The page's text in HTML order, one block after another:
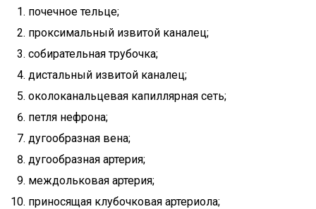
почечное тельце;
проксимальный извитой каналец;
собирательная трубочка;
дистальный извитой каналец;
околоканальцевая капиллярная сеть;
петля нефрона;
дугообразная вена;
дугообразная артерия;
междольковая артерия;
приносящая клубочковая артериола;